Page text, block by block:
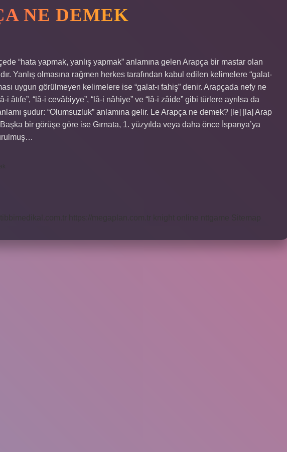
NE DEMEK
“hata yapmak, yanlış yapmak” anlamına gelen Arapça bir mastar olan
Yanlış olmasına rağmen herkes tarafından kabul edilen kelimelere “galat-
uygun görülmeyen kelimelere ise “galat-ı fahiş” denir. Arapçada nefy ne
i âtıfe”, “lâ-i cevâbiyye”, “lâ-i nâhiye” ve “lâ-i zâide” gibi türlere ayrılsa da
şudur: “Olumsuzluk” anlamına gelir. Le Arapça ne demek? [le] [la] Arap
bir görüşe göre ise Gırnata, 1. yüzyılda veya daha önce İspanya’ya